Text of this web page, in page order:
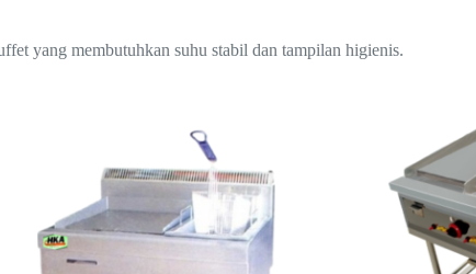
yang membutuhkan suhu stabil dan tampilan higienis.